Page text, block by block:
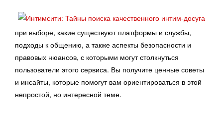
при выборе, какие существуют платформы и службы,
подходы к общению, а также аспекты безопасности и
правовых нюансов, с которыми могут столкнуться
пользователи этого сервиса. Вы получите ценные советы
и инсайты, которые помогут вам ориентироваться в этой
непростой, но интересной теме.